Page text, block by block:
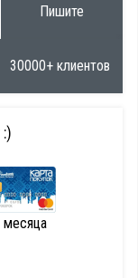
Пишите
30000+ клиентов
месяца